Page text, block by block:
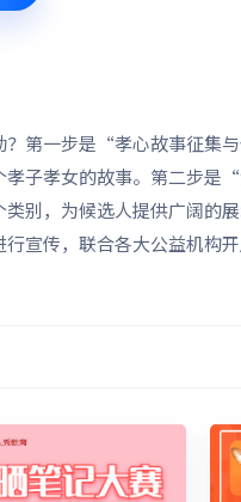
第一步是“孝心故事征集
子孝女的故事。第二步
，为候选人提供广阔的
传，联合各大公益机构